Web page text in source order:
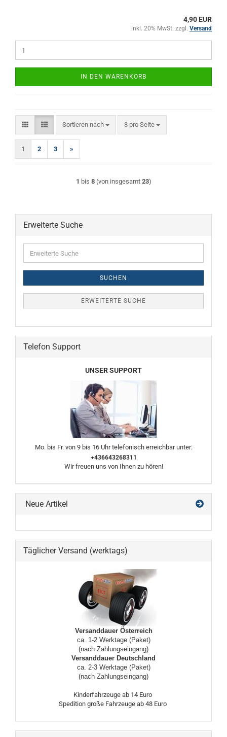
4,90 EUR
inkl. 20% MwSt. zzgl. Versand
IN DEN WARENKORB
Sortieren nach
Sortieren nach 8 pro Seite
pro Seite
1 2 3 »
1 bis 8(von insgesamt 23)
Erweiterte Suche
Suche
SUCHEN
ERWEITERTE SUCHE
Telefon Support
UNSER SUPPORT
Mo. bis Fr. von 9 bis 16 Uhr telefonisch erreichbar unter:
+436643268311
Wir freuen uns von Ihnen zu hören!
Neue Artikel
Täglicher Versand (werktags)
Versanddauer Österreich
ca. 1-2 Werktage (Paket)
(nach Zahlungseingang)
Versanddauer Deutschland
ca. 2-3 Werktage (Paket)
(nach Zahlungseingang)
Kinderfahrzeuge ab 14 Euro
Spedition große Fahrzeuge ab 48 Euro